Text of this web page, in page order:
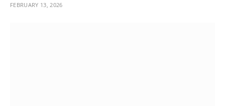
FEBRUARY 13, 2026